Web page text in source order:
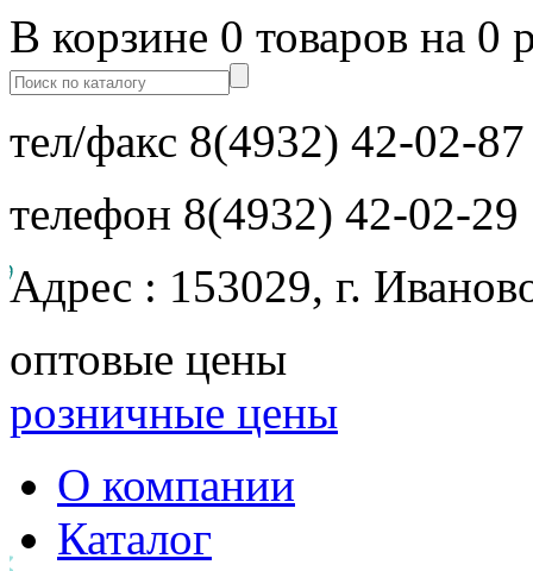
В корзине 0 товаров на 0
тел/факс 8(4932) 42-02-87
телефон 8(4932) 42-02-29
Адрес : 153029, г.
оптовые цены
розничные цены
О компании
Каталог